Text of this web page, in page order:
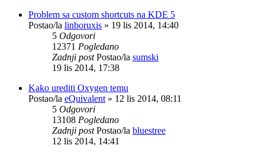
Problem sa custom shortcuts na KDE 5
Postao/la linboruxis » 19 lis 2014, 14:40
5 Odgovori
12371 Pogledano
Zadnji postPostao/la sumski
19 lis 2014, 17:38
Kako urediti Oxygen temu
Postao/la eQuivalent » 12 lis 2014, 08:11
5 Odgovori
13108 Pogledano
Zadnji postPostao/la bluestree
12 lis 2014, 14:41